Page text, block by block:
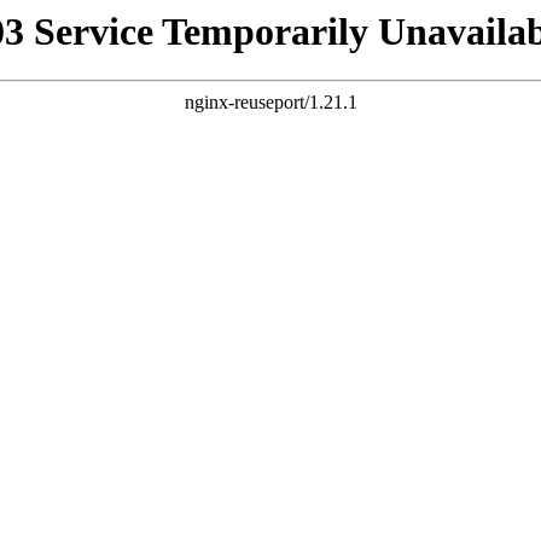
Service Temporarily
nginx-reuseport/1.21.1